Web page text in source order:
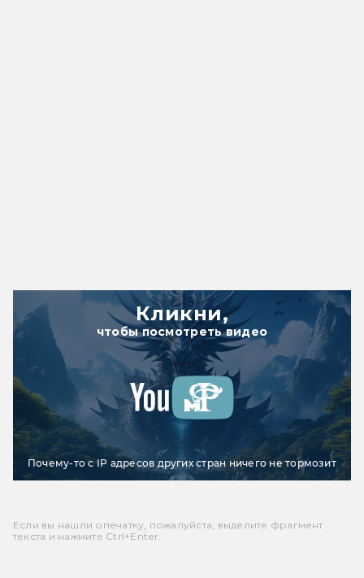
Кликни,
чтобы посмотреть видео
Почему-то с IP адресов других стран ничего не тормозит
Если вы нашли опечатку, пожалуйста, выделите фрагмент
текста и нажмите Ctrl+Enter.